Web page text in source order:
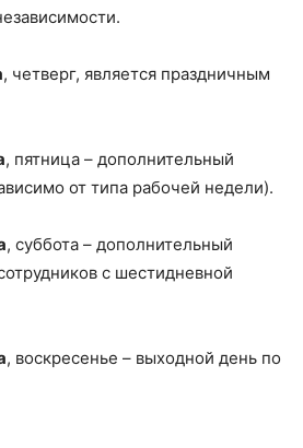
, четверг, является праздничным
, пятница – дополнительный
от типа рабочей недели).
, суббота – дополнительный
с шестидневной
, воскресенье – выходной день по